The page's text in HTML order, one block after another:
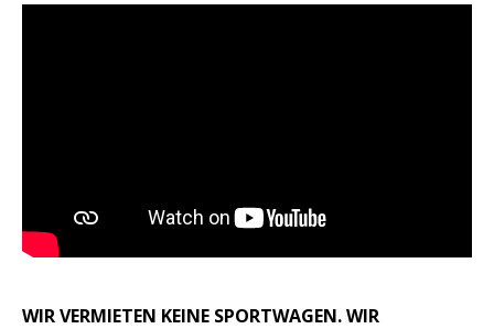
WIR VERMIETEN KEINE SPORTWAGEN. WIR